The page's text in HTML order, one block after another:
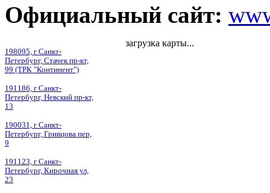
Официальный сайт:
198095, г Санкт-
Петербург, Стачек пр-кт,
99 (ТРК "Континент")
191186, г Санкт-
Петербург, Невский пр-кт,
13
190031, г Санкт-
Петербург, Гривцова пер,
9
191123, г Санкт-
Петербург, Кирочная ул,
23
загрузка карты...